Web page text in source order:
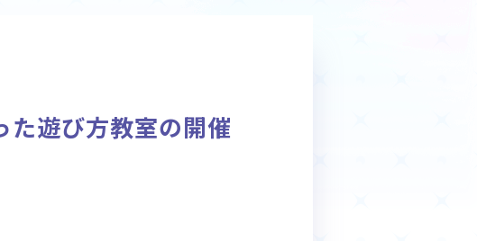
Deck Recipe
デッキレシピ
た遊び方教室の開催